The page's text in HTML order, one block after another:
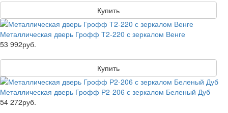
Купить
Металлическая дверь Грофф Т2-220 с зеркалом Венге
53 992руб.
Купить
Металлическая дверь Грофф Р2-206 с зеркалом Беленый Дуб
54 272руб.